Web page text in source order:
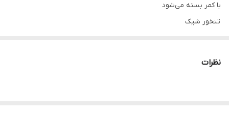
با کمر بسته می‌شود
تنخور شیک
نظرات